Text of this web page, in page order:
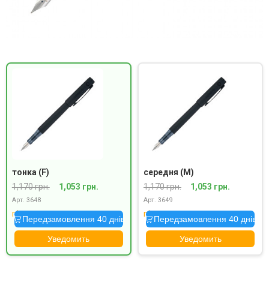
тонка (F)
1,170 грн.
1,053 грн.
Арт. 3648
під замовлення
Передзамовлення 40 днів
Уведомить
середня (M)
1,170 грн.
1,053 грн.
Арт. 3649
під замовлення
Передзамовлення 40 днів
Уведомить